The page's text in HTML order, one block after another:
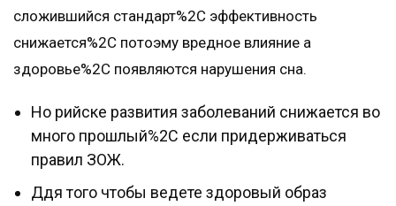
сложившийся стандарт%2C эффективность
снижается%2C потоэму вредное влияние а
здоровье%2C появляются нарушения сна.
Но рийске развития заболеваний снижается во
много прошлый%2C если придерживаться
правил ЗОЖ.
Ддя того чтобы ведете здоровый образ